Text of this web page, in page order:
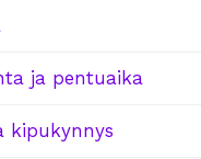
ja pentuaika
kipukynnys